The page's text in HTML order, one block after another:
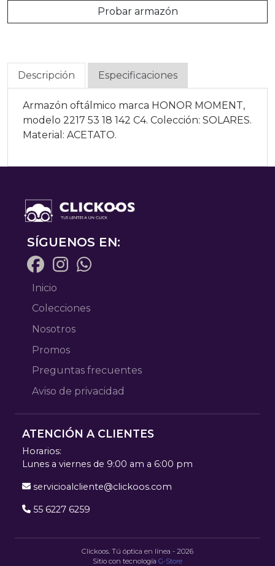
Probar armazón
Descripción Especificaciones
Armazón oftálmico marca HONOR MOMENT,
modelo 2217 53 18 142 C4. Colección: SOLARES.
Material: ACETATO.
SÍGUENOS EN:
Inicio
Colecciones
Nosotros
Promos
Preguntas frecuentes
Aviso de privacidad
ATENCIÓN A CLIENTES
Horarios:
Lunes a viernes de 9:00 am a 6:00 pm
servicioalcliente@clickoos.com
55 6227 6259
Clickoos. Tú óptica en línea - 2026
Sitio con tecnología G-Store